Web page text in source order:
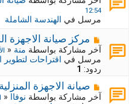
ة
ج
د
ي
د
ة
ا
ك
ة
ج
د
ي
د
ة
12:54
مرسل في الهندسة الشاملة
م
ش
ر
ك
ة
ج
مركز صيانة الاجهزة
آخر مشاركة بواسطة منة«
مرسل في اقتراحات لتطوير
ردود: 1
م
ش
صيانة الاجهزة المنزلية
آخر مشاركة بواسطة نوفاا«